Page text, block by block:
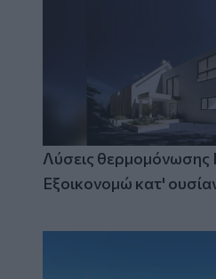
Λύσεις θερμομόνωσης
Εξοικονομώ κατ'